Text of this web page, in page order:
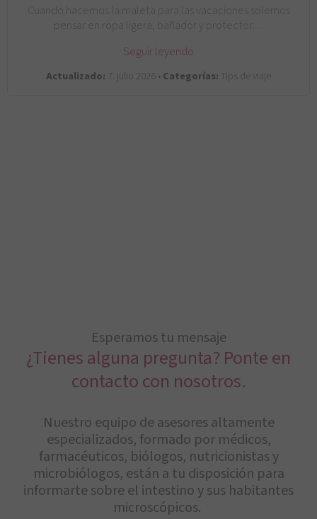
Cuando hacemos la maleta para las vacaciones solemos
pensar en ropa ligera, bañador y protector…
Seguir leyendo
Actualizado: 7. julio 2026 •Categorías: Tips de viaje
Esperamos tu mensaje
¿Tienes alguna pregunta? Ponte en
contacto con nosotros.
Nuestro equipo de asesores altamente
especializados, formado por médicos,
farmacéuticos, biólogos, nutricionistas y
microbiólogos, están a tu disposición para
informarte sobre el intestino y sus habitantes
microscópicos.